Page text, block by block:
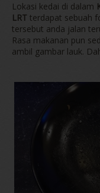
Lokasi kedai di dalam
LRT terdapat sebuah
tersebut anda jalan
Rasa makanan pun
ambil gambar lauk.